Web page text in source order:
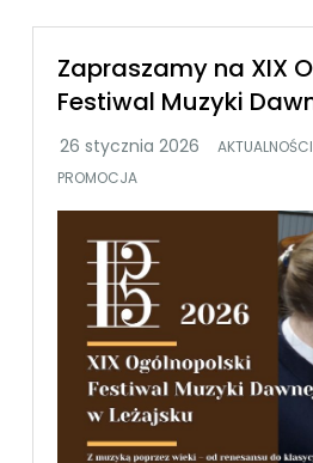
Zapraszamy na XIX
Festiwal Muzyki
AKTUALNOŚCI
PROMOCJA